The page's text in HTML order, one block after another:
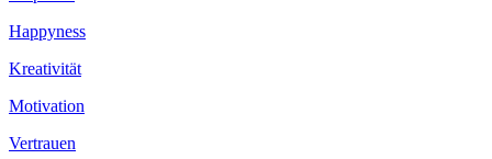
Happyness
Kreativität
Motivation
Vertrauen